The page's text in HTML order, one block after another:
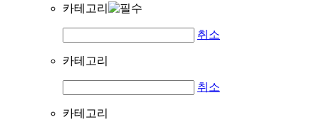
카테고리
취소
카테고리
취소
카테고리